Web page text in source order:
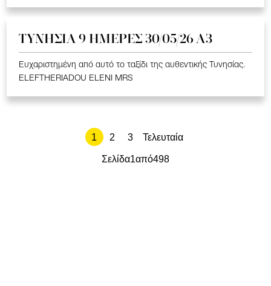
ΤΥΝΗΣΙΑ 9 ΗΜΕΡΕΣ 30/05/26 Α3
Ευχαριστημένη από αυτό το ταξίδι της αυθεντικής Τυνησίας.
ELEFTHERIADOU ELENI MRS
1 2 3 Τελευταία
Σελίδα1από498